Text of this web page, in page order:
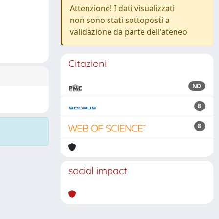
Attenzione! I dati visualizzati
non sono stati sottoposti a
validazione da parte dell'ateneo
Citazioni
ND
8
8
social impact